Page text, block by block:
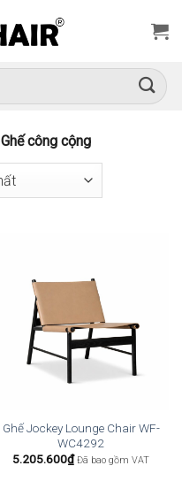
Ghế công cộng
Ghế Jockey Lounge Chair WF-
WC4292
5.205.600₫ Đã bao gồm VAT